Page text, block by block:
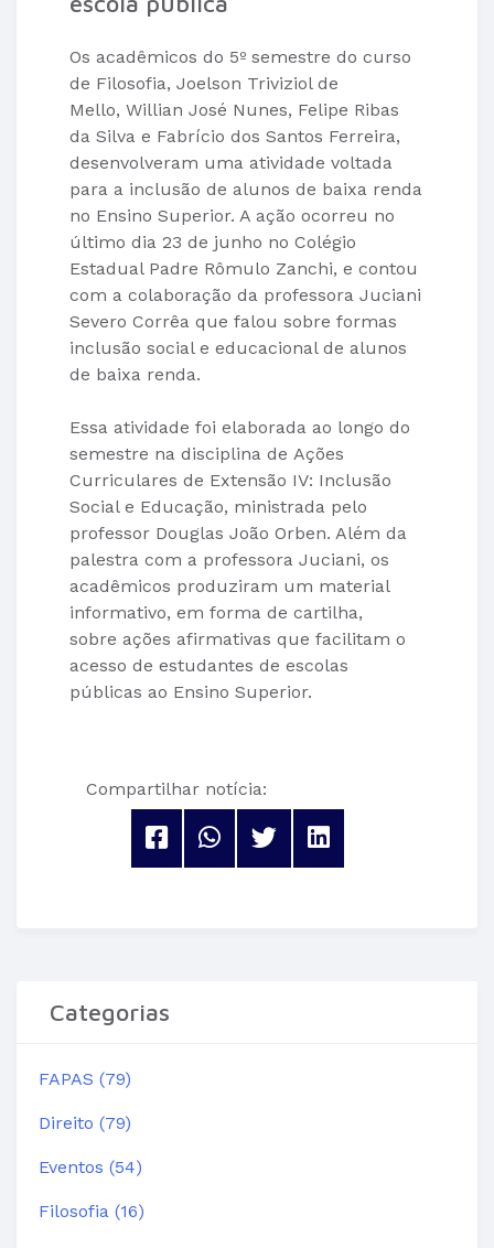
Os acadêmicos do 5º semestre do curso
de Filosofia, Joelson Triviziol de
Mello, Willian José Nunes, Felipe Ribas
da Silva e Fabrício dos Santos Ferreira,
desenvolveram uma atividade voltada
para a inclusão de alunos de baixa renda
no Ensino Superior. A ação ocorreu no
último dia 23 de junho no Colégio
Estadual Padre Rômulo Zanchi, e contou
com a colaboração da professora Juciani
Severo Corrêa que falou sobre formas
inclusão social e educacional de alunos
de baixa renda.
Essa atividade foi elaborada ao longo do
semestre na disciplina de Ações
Curriculares de Extensão IV: Inclusão
Social e Educação, ministrada pelo
professor Douglas João Orben. Além da
palestra com a professora Juciani, os
acadêmicos produziram um material
informativo, em forma de cartilha,
sobre ações afirmativas que facilitam o
acesso de estudantes de escolas
públicas ao Ensino Superior.
Compartilhar notícia:
Categorias
FAPAS (79)
Direito (79)
Eventos (54)
Filosofia (16)